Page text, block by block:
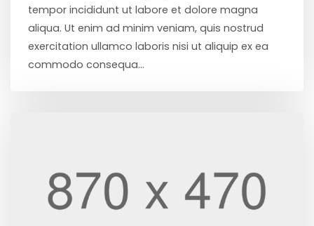
tempor incididunt ut labore et dolore magna
aliqua. Ut enim ad minim veniam, quis nostrud
exercitation ullamco laboris nisi ut aliquip ex ea
commodo consequa...